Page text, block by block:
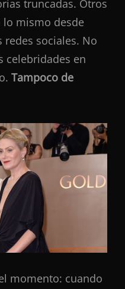
truncadas. Otros
lo mismo desde
redes sociales. No
celebridades en
Tampoco de
momento: cuando